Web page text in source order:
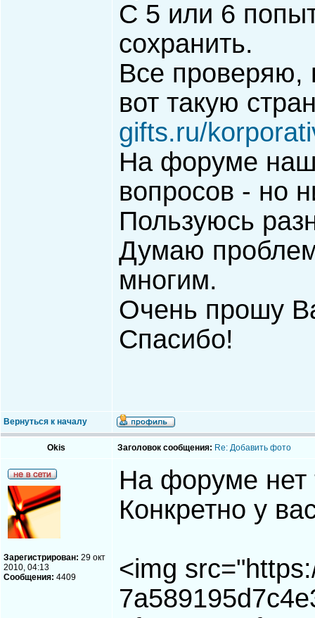
С 5 или 6
сохранить.
Все проверяю,
вот такую
gifts.ru/
На форуме
вопросов - но
Пользуюсь
Думаю
многим.
Очень прошу
Спасибо!
Вернуться к началу
Okis Заголовок сообщения: Re: Добавить фото
Зарегистрирован: 29 окт
2010, 04:13
Сообщения: 4409
На форуме нет
Конкретно у
<img